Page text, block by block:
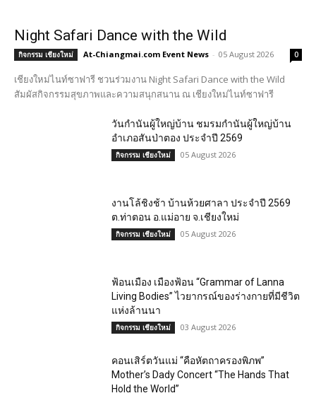
Night Safari Dance with the Wild
กิจกรรม เชียงใหม่ At-Chiangmai.com Event News - 05 August 2026 0
เชียงใหม่ไนท์ซาฟารี ชวนร่วมงาน Night Safari Dance with the Wild
สัมผัสกิจกรรมสุขภาพและความสนุกสนาน ณ เชียงใหม่ไนท์ซาฟารี
วันกำนันผู้ใหญ่บ้าน ชมรมกำนันผู้ใหญ่บ้าน
อำเภอสันป่าตอง ประจำปี 2569
กิจกรรม เชียงใหม่ 05 August 2026
งานโล้ชิงช้า บ้านห้วยศาลา ประจำปี 2569
ต.ท่าตอน อ.แม่อาย จ.เชียงใหม่
กิจกรรม เชียงใหม่ 05 August 2026
ฟ้อนเมือง เมืองฟ้อน “Grammar of Lanna
Living Bodies” ไวยากรณ์ของร่างกายที่มีชีวิต
แห่งล้านนา
กิจกรรม เชียงใหม่ 03 August 2026
คอนเสิร์ตวันแม่ “คือหัตถาครองพิภพ”
Mother’s Dady Concert “The Hands That
Hold the World”